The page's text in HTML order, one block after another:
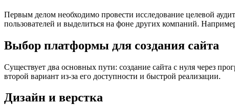
Первым делом необходимо провести исследование целевой
пользователей и выделиться на фоне других компаний.
Выбор платформы для создания сайта
Существует два основных пути: создание сайта с нуля через
второй вариант из-за его доступности и быстрой реализации.
Дизайн и верстка